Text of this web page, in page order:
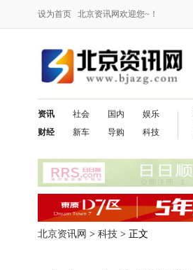
设为首页 北京资讯网欢迎您~！
资讯
财经
社会
新车
国内
导购
娱乐
科技
北京资讯网 > 科技 > 正文